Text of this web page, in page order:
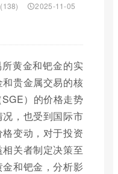
(138)
2025-11-05
黄金和钯金的实
贵金属交易的核
）的价格走势
，也受到国际市
变动，对于投资
关者制定决策至
和钯金，分析影